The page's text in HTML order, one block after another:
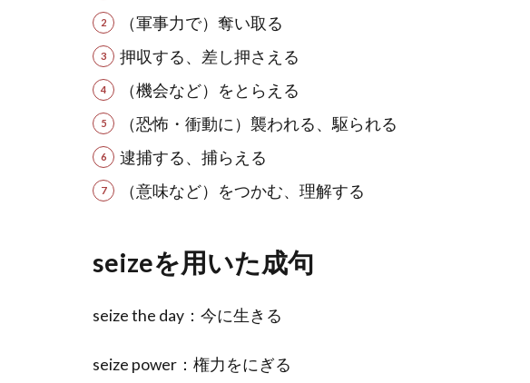
（軍事力で）奪い取る
押収する、差し押さえる
（機会など）をとらえる
（恐怖・衝動に）襲われる、駆られる
逮捕する、捕らえる
（意味など）をつかむ、理解する
seizeを用いた成句
seize the day：今に生きる
seize power：権力をにぎる